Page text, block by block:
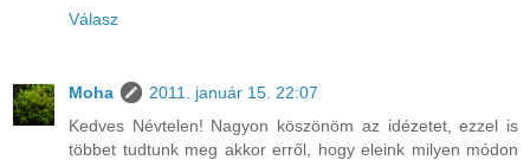
Válasz
Moha
2011. január 15. 22:07
Kedves Névtelen! Nagyon köszönöm az idézetet, ezzel is
többet tudtunk meg akkor erről, hogy eleink milyen módon